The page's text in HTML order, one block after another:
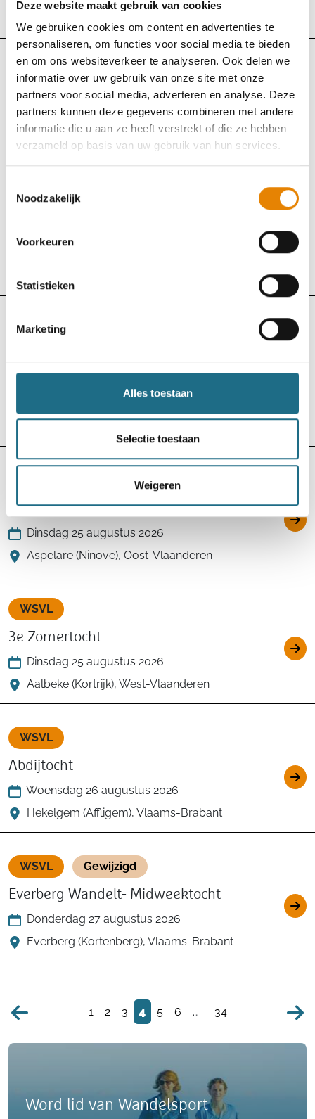
Deze website maakt gebruik van cookies
We gebruiken cookies om content en advertenties te
personaliseren, om functies voor social media te bieden
en om ons websiteverkeer te analyseren. Ook delen we
informatie over uw gebruik van onze site met onze
partners voor social media, adverteren en analyse. Deze
partners kunnen deze gegevens combineren met andere
informatie die u aan ze heeft verstrekt of die ze hebben
verzameld op basis van uw gebruik van hun services.
Noodzakelijk
Voorkeuren
Statistieken
Marketing
Alles toestaan
Selectie toestaan
Weigeren
WSVL Trailwalk Gewijzigd
Paddenkoppenland Trail
Zondag 23 augustus 2026
Ertvelde (Evergem), Oost-Vlaanderen
WSVL
FFBMP
53e Marche Internationale des Hautes Fagnes
Sourbrodt
Midweekse Zomertocht
Dinsdag 25 augustus 2026
Aspelare (Ninove), Oost-Vlaanderen
WSVL
3e Zomertocht
Dinsdag 25 augustus 2026
Aalbeke (Kortrijk), West-Vlaanderen
WSVL
Abdijtocht
Woensdag 26 augustus 2026
Hekelgem (Affligem), Vlaams-Brabant
WSVL Gewijzigd
Everberg Wandelt- Midweektocht
Donderdag 27 augustus 2026
Everberg (Kortenberg), Vlaams-Brabant
1 2 3 4 5 6 … 34
Word lid van Wandelsport